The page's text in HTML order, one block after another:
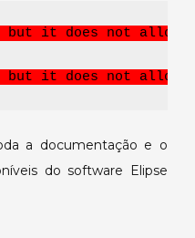
but it does not
but it does not
a documentação e o
do software Elipse